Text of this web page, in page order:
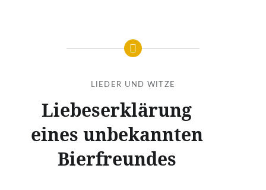
LIEDER UND WITZE
Liebeserklärung
eines unbekannten
Bierfreundes